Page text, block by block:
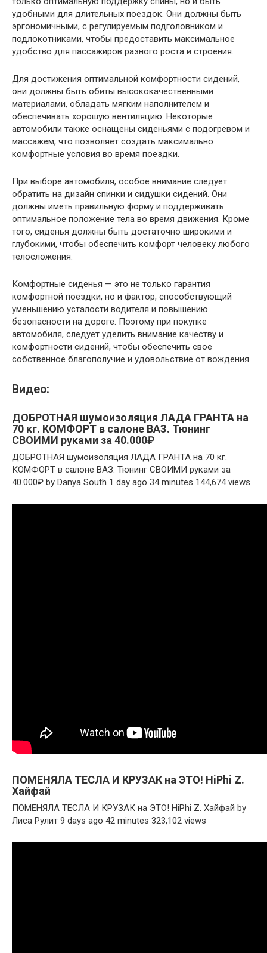
удобными для длительных поездок. Они должны быть
эргономичными, с регулируемым подголовником и
подлокотниками, чтобы предоставить максимальное
удобство для пассажиров разного роста и строения.
Для достижения оптимальной комфортности сидений,
они должны быть обиты высококачественными
материалами, обладать мягким наполнителем и
обеспечивать хорошую вентиляцию. Некоторые
автомобили также оснащены сиденьями с подогревом и
массажем, что позволяет создать максимально
комфортные условия во время поездки.
При выборе автомобиля, особое внимание следует
обратить на дизайн спинки и сидушки сидений. Они
должны иметь правильную форму и поддерживать
оптимальное положение тела во время движения. Кроме
того, сиденья должны быть достаточно широкими и
глубокими, чтобы обеспечить комфорт человеку любого
телосложения.
Комфортные сиденья — это не только гарантия
комфортной поездки, но и фактор, способствующий
уменьшению усталости водителя и повышению
безопасности на дороге. Поэтому при покупке
автомобиля, следует уделить внимание качеству и
комфортности сидений, чтобы обеспечить свое
собственное благополучие и удовольствие от вождения.
Видео:
ДОБРОТНАЯ шумоизоляция ЛАДА ГРАНТА на
70 кг. КОМФОРТ в салоне ВАЗ. Тюнинг
СВОИМИ руками за 40.000₽
ДОБРОТНАЯ шумоизоляция ЛАДА ГРАНТА на 70 кг.
КОМФОРТ в салоне ВАЗ. Тюнинг СВОИМИ руками за
40.000₽ by Danya South 1 day ago 34 minutes 144,674 views
ПОМЕНЯЛА ТЕСЛА И КРУЗАК на ЭТО! HiPhi Z.
Хайфай
ПОМЕНЯЛА ТЕСЛА И КРУЗАК на ЭТО! HiPhi Z. Хайфай by
Лиса Рулит 9 days ago 42 minutes 323,102 views